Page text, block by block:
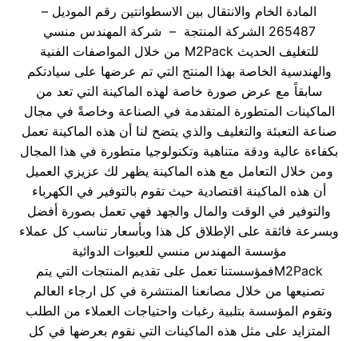
المادة الخام والانتقال بين الاسطوانتين رقم الموديل –
265487 الشركة المنتجة – شركة المهندس منسي
للتغليف الحديث M2Pack من خلال المواصفات الفنية
والهندسية الخاصة بهذا المنتج التي تم عرضها على سيادتكم
سابقاً مع عرض صورة خاصة لهذه الماكينة التي تعد من
الماكينات المتطورة المتقدمة في الصناعة وخاصةً في مجال
صناعة التعبئة والتغليف والذي يتضح لنا أن هذه الماكينة تعمل
بكفاءة عالية ودقة متناهية وتكنولوجيا متطورة في هذا المجال
ومن خلال التعامل مع هذه الماكينة يظهر لك عزيزي العميل
أن هذه الماكينة اقتصادية حيث تقوم بالتوفير في الكهرباء
والتوفير في الوقت والمال والجهد فهي تعمل بصورة أفضل
وبسرعة فائقة على الإطلاق كل هذا وبأسعار تناسب كل عملاء
مؤسسة المهندس منسي للعبوات الدوائية
M2Packفمؤسستنا تعمل على تقديم المنتجات التي يتم
تصنيعها من خلال مصانعنا المنتشرة في كل ارجاء العالم
وتقوم المؤسسة بتلبية رغبات واحتياجات العملاء من الطلب
المتزايد على مثل هذه الماكينات التي نقوم بعرضها في كل